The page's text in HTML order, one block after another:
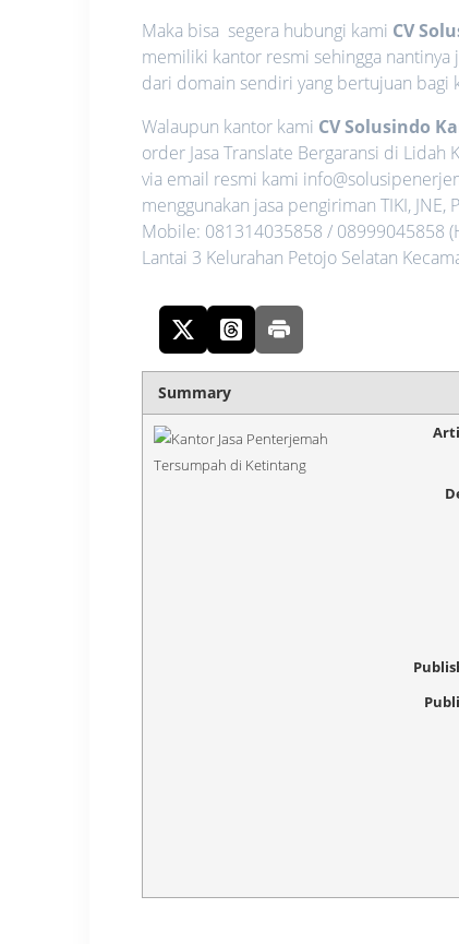
Maka bisa segera hubungi kami CV
memiliki kantor resmi sehingga
dari domain sendiri yang bertujuan bagi
Walaupun kantor kami CV Solusindo
order Jasa Translate Bergaransi di
via email resmi kami
menggunakan jasa pengiriman TIKI,
Mobile: 081314035858 / 08999045858
Lantai 3 Kelurahan Petojo Selatan
Summary